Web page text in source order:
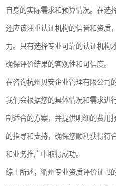
自身的实际需求和预算情况。在选
还应该注重认证机构的信誉和资质
力。只有选择专业可靠的认证机构
确保评价结果的客观性和可信度。
在咨询杭州贝安企业管理有限公司
我们会根据您的具体情况和需求进
制适合的方案，并提供明细的费用
的指导和支持，确保您顺利获得符
和业务推广中取得成功。
综上所述，衢州专业资质评价证书